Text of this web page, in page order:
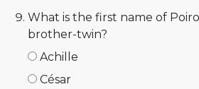
What is the first name of
brother-twin?
Achille
César